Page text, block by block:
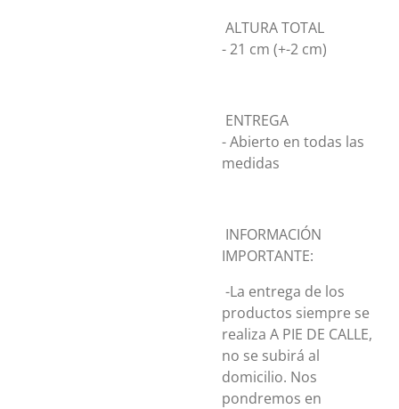
ALTURA TOTAL
- 21 cm (+-2 cm)
ENTREGA
- Abierto en todas las
medidas
INFORMACIÓN
IMPORTANTE:
-La entrega de los
productos siempre se
realiza A PIE DE CALLE,
no se subirá al
domicilio. Nos
pondremos en